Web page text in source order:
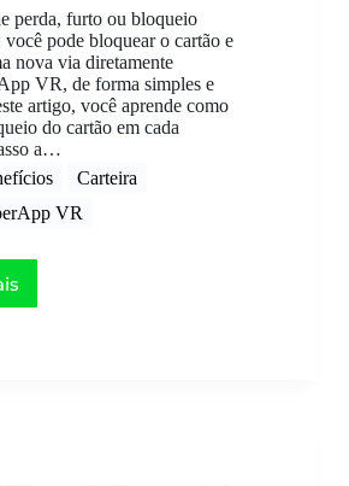
perda, furto ou bloqueio
pode bloquear o cartão e
nova via diretamente
VR, de forma simples e
artigo, você aprende como
do cartão em cada
a…
Carteira
VR